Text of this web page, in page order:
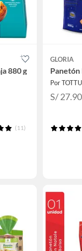
880 g
(11)
GLORIA
Panetón
Por
S/ 27.90